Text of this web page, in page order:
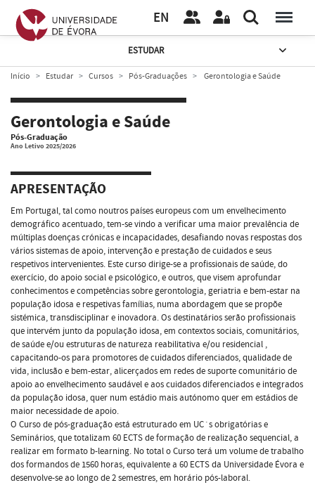
EN
ESTUDAR
Início Estudar Cursos Pós-Graduações Gerontologia e Saúde
Gerontologia e Saúde
Pós-Graduação
Ano Letivo 2025/2026
APRESENTAÇÃO
Em Portugal, tal como noutros países europeus com um envelhecimento
demográfico acentuado, tem-se vindo a verificar uma maior prevalência de
múltiplas doenças crónicas e incapacidades, desafiando novas respostas dos
vários sistemas de apoio, intervenção e prestação de cuidados e seus
respetivos intervenientes. Este curso dirige-se a profissionais de saúde, do
exercício, do apoio social e psicológico, e outros, que visem aprofundar
conhecimentos e competências sobre gerontologia, geriatria e bem-estar na
população idosa e respetivas famílias, numa abordagem que se propõe
sistémica, transdisciplinar e inovadora. Os destinatários serão profissionais
que intervém junto da população idosa, em contextos sociais, comunitários,
de saúde e/ou estruturas de natureza reabilitativa e/ou residencial ,
capacitando-os para promotores de cuidados diferenciados, qualidade de
vida, inclusão e bem-estar, alicerçados em redes de suporte comunitário de
apoio ao envelhecimento saudável e aos cuidados diferenciados e integrados
da população idosa, quer num estádio mais autónomo quer em estádios de
maior necessidade de apoio.
O Curso de pós-graduação está estruturado em UC´s obrigatórias e
Seminários, que totalizam 60 ECTS de formação de realização sequencial, a
realizar em formato b-learning. No total o Curso terá um volume de trabalho
dos formandos de 1560 horas, equivalente a 60 ECTS da Universidade Évora e
desenvolve-se ao longo de 2 semestres, em horário pós-laboral.